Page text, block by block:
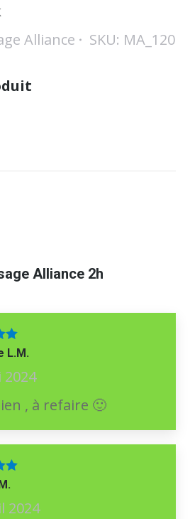
Alliance SKU: MA_120
Alliance 2h
L.M.
2024
, à refaire 🙂
2024